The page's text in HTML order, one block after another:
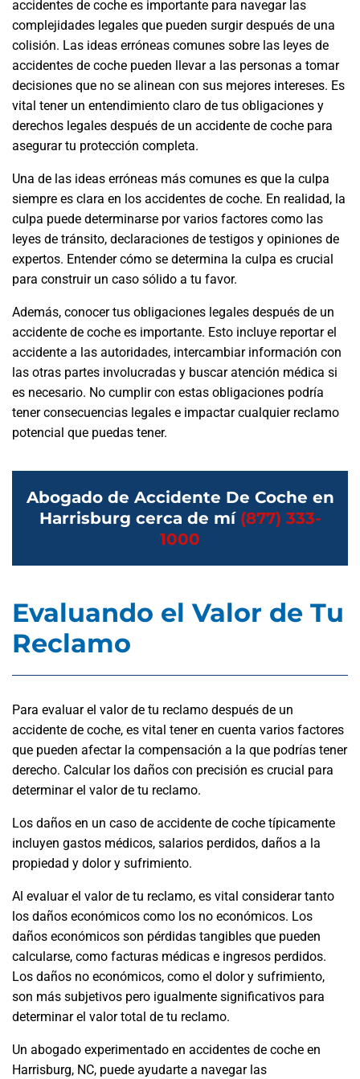
accidentes de coche es importante para navegar las
complejidades legales que pueden surgir después de una
colisión. Las ideas erróneas comunes sobre las leyes de
accidentes de coche pueden llevar a las personas a tomar
decisiones que no se alinean con sus mejores intereses. Es
vital tener un entendimiento claro de tus obligaciones y
derechos legales después de un accidente de coche para
asegurar tu protección completa.
Una de las ideas erróneas más comunes es que la culpa
siempre es clara en los accidentes de coche. En realidad, la
culpa puede determinarse por varios factores como las
leyes de tránsito, declaraciones de testigos y opiniones de
expertos. Entender cómo se determina la culpa es crucial
para construir un caso sólido a tu favor.
Además, conocer tus obligaciones legales después de un
accidente de coche es importante. Esto incluye reportar el
accidente a las autoridades, intercambiar información con
las otras partes involucradas y buscar atención médica si
es necesario. No cumplir con estas obligaciones podría
tener consecuencias legales e impactar cualquier reclamo
potencial que puedas tener.
Abogado de Accidente De Coche en
Harrisburg cerca de mí (877) 333-
1000
Evaluando el Valor de Tu
Reclamo
Para evaluar el valor de tu reclamo después de un
accidente de coche, es vital tener en cuenta varios factores
que pueden afectar la compensación a la que podrías tener
derecho. Calcular los daños con precisión es crucial para
determinar el valor de tu reclamo.
Los daños en un caso de accidente de coche típicamente
incluyen gastos médicos, salarios perdidos, daños a la
propiedad y dolor y sufrimiento.
Al evaluar el valor de tu reclamo, es vital considerar tanto
los daños económicos como los no económicos. Los
daños económicos son pérdidas tangibles que pueden
calcularse, como facturas médicas e ingresos perdidos.
Los daños no económicos, como el dolor y sufrimiento,
son más subjetivos pero igualmente significativos para
determinar el valor total de tu reclamo.
Un abogado experimentado en accidentes de coche en
Harrisburg, NC, puede ayudarte a navegar las